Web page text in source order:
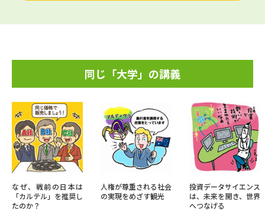
同じ「大学」の講義
なぜ、戦前の日本は
「カルテル」を推奨し
たのか？
人権が尊重される社会
の実現をめざす観光
投資データサイエンス
は、未来を開き、世界
へつなげる